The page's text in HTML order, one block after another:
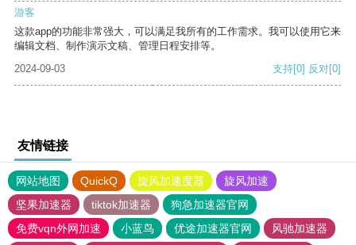
游客
这款app的功能非常强大，可以满足我所有的工作需求。我可以使用它来
编辑文档、制作演示文稿、管理日程安排等。
2024-09-03
支持[0] 反对[0]
友情链接
网站地图 QuickQ 旋风加速度器
旋风加速
坚果加速器
tiktok加速器
狗急加速器官网
免费vqn外网加速
小蓝鸟 优途加速器官网
风驰加速器